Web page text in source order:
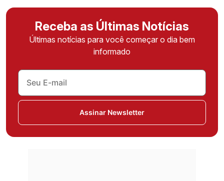
Receba as Últimas Notícias
Últimas notícias para você começar o dia bem
informado
Assinar Newsletter